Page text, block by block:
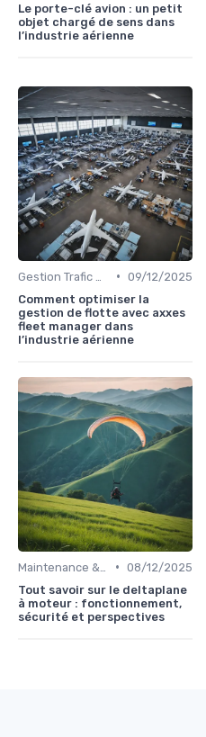
Le porte-clé avion : un petit
objet chargé de sens dans
l’industrie aérienne
• 09/12/2025
Comment optimiser la
gestion de flotte avec axxes
fleet manager dans
l’industrie aérienne
• 08/12/2025
Tout savoir sur le deltaplane
à moteur : fonctionnement,
sécurité et perspectives